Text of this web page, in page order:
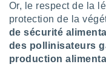
Or, le respect de la
protection de la
de sécurité
des pollinisateurs
production